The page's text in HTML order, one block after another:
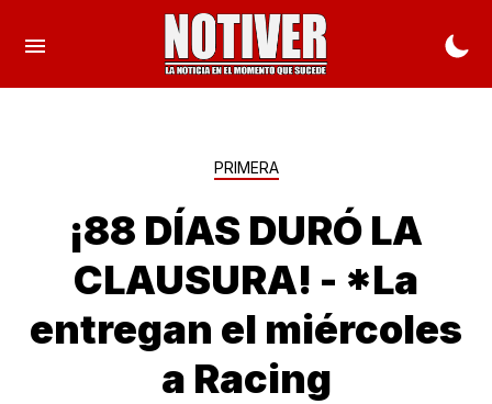
PRIMERA
¡88 DÍAS DURÓ LA
CLAUSURA! - *La
entregan el miércoles
a Racing